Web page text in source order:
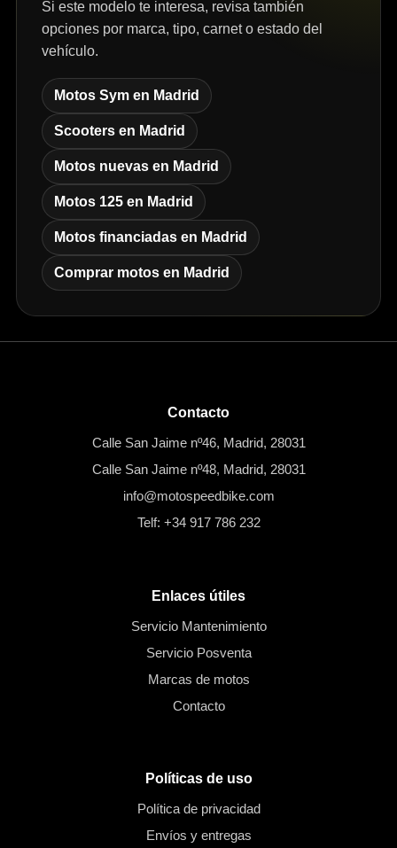
Si este modelo te interesa, revisa también
opciones por marca, tipo, carnet o estado del
vehículo.
Motos Sym en Madrid
Scooters en Madrid
Motos nuevas en Madrid
Motos 125 en Madrid
Motos financiadas en Madrid
Comprar motos en Madrid
Contacto
Calle San Jaime nº46, Madrid, 28031
Calle San Jaime nº48, Madrid, 28031
info@motospeedbike.com
Telf: +34 917 786 232
Enlaces útiles
Servicio Mantenimiento
Servicio Posventa
Marcas de motos
Contacto
Políticas de uso
Política de privacidad
Envíos y entregas